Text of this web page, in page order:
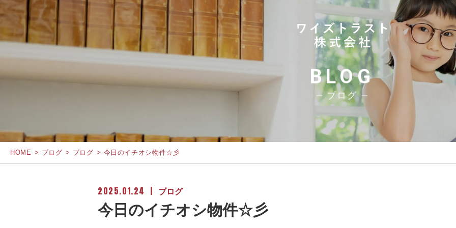
BLOG
ブログ
HOME ブログ ブログ 今日のイチオシ物件☆彡
2025.01.24 ブログ
今日のイチオシ物件☆彡